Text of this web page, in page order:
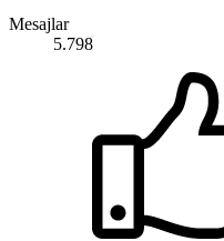
Mesajlar
5.798